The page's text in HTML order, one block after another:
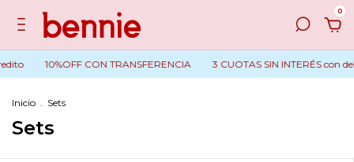
0
10%OFF CON TRANSFERENCIA 3 CUOTAS SIN INTERÉS con debito
Inicio Sets
Sets